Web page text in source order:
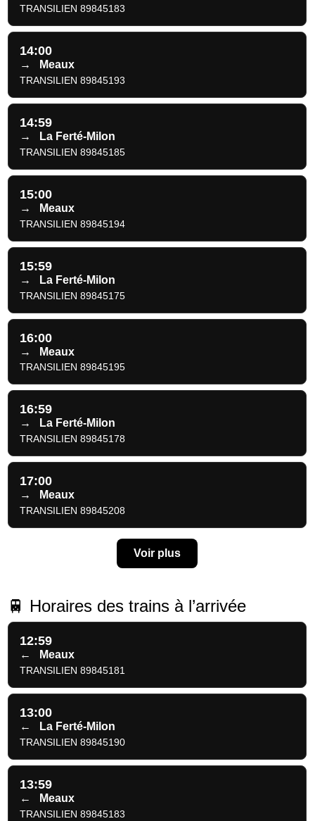
TRANSILIEN 89845183
14:00
→ Meaux
TRANSILIEN 89845193
14:59
→ La Ferté-Milon
TRANSILIEN 89845185
15:00
→ Meaux
TRANSILIEN 89845194
15:59
→ La Ferté-Milon
TRANSILIEN 89845175
16:00
→ Meaux
TRANSILIEN 89845195
16:59
→ La Ferté-Milon
TRANSILIEN 89845178
17:00
→ Meaux
TRANSILIEN 89845208
Voir plus
🚆 Horaires des trains à l’arrivée
12:59
← Meaux
TRANSILIEN 89845181
13:00
← La Ferté-Milon
TRANSILIEN 89845190
13:59
← Meaux
TRANSILIEN 89845183